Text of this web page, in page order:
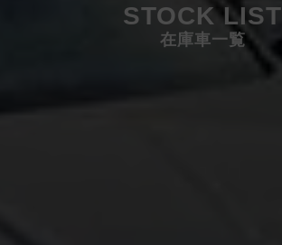
STOCK LIST
在庫車一覧